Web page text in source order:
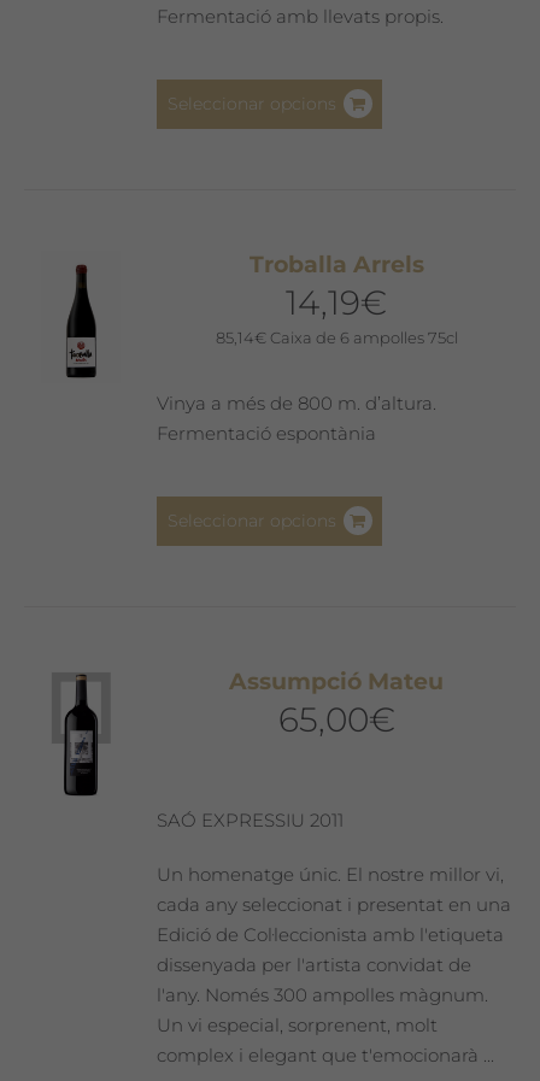
Fermentació amb llevats propis.
Seleccionar opcions
opcions
poden
a
Troballa Arrels
14,19€
85,14€ Caixa de 6 ampolles 75cl
Vinya a més de 800 m. d’altura.
Fermentació espontània
Seleccionar opcions
opcions
pàgina
del
producte
Assumpció Mateu
65,00€
SAÓ EXPRESSIU 2011
Un homenatge únic. El nostre millor vi,
cada any seleccionat i presentat en una
Edició de Col·leccionista amb l'etiqueta
dissenyada per l'artista convidat de
l'any. Només 300 ampolles màgnum.
Un vi especial, sorprenent, molt
complex i elegant que t'emocionarà ...